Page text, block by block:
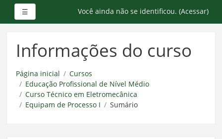
principal
☰ Você ainda não se identificou. (Acessar)
Informações do curso
Página inicial
Cursos
Educação Profissional de Nível Médio
Curso Técnico em Eletromecânica
Equipam de Processo I
Sumário